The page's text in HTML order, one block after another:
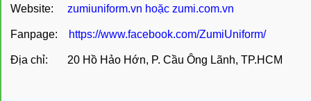
Website: zumiuniform.vn hoặc zumi.com.vn
Fanpage: https://www.facebook.com/ZumiUniform/
Địa chỉ: 20 Hồ Hảo Hớn, P. Cầu Ông Lãnh, TP.HCM